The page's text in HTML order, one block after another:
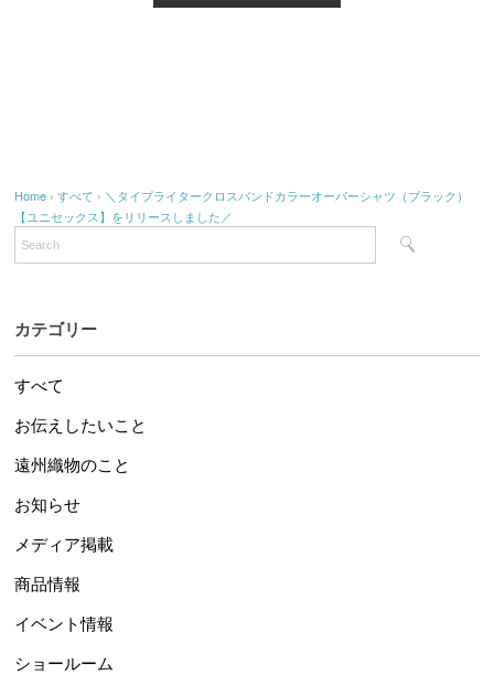
Home ›すべて › ＼タイプライタークロスバンドカラーオーバーシャツ（ブラック）
【ユニセックス】をリリースしました／
カテゴリー
すべて
お伝えしたいこと
遠州織物のこと
お知らせ
メディア掲載
商品情報
イベント情報
ショールーム